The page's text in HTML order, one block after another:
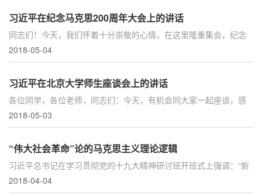
习近平在纪念马克思200周年大会上的讲话
同志们！今天，我们怀着十分崇敬的心情，在这里隆重集会，纪念
马克思诞辰200周年，缅怀马克思的伟大人格和历史功绩，重温马克
思的崇高精神和光辉思...
2018-05-04
习近平在北京大学师生座谈会上的讲话
各位同学，各位老师，同志们：今天，有机会同大家一起座谈，感
到非常高兴。再过两天，就是五四青年节，也是北大建校120周年校
庆日。首先，我代表党...
2018-05-03
“伟大社会革命”论的马克思主义理论逻辑
习近平总书记在学习贯彻党的十九大精神研讨班开班式上强调：“新
时代中国特色社会主义是我们党领导人民进行伟大社会革命的成
果，也是我们党领导人...
2018-04-04